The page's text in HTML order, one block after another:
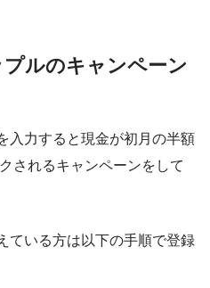
プルのキャンペーン
入力すると現金が初月の半額
されるキャンペーンをして
ている方は以下の手順で登録